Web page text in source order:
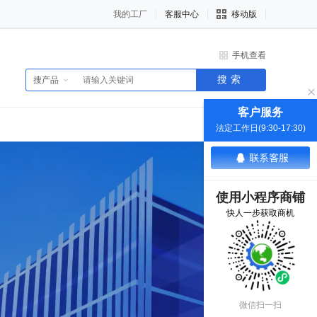
我的工厂 客服中心 移动版
手机查看
搜产品 搜索
客户服务
法定工作日(9:30-17:30)
使用小程序商铺
快人一步获取商机
微信扫一扫